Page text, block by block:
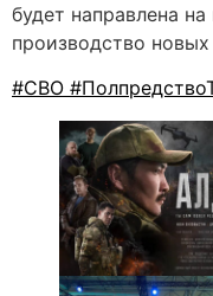
будет направлена
производство
#СВО